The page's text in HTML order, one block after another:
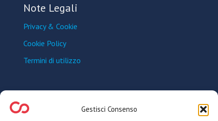
Gestisci Consenso
Note Legali
Privacy & Cookie
Cookie Policy
Termini di utilizzo
Seguici sui Social